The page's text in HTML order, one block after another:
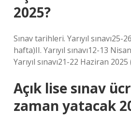
2025?
Sınav tarihleri. Yarıyıl sınavı25-
hafta)II. Yarıyıl sınavı12-13
Yarıyıl sınavı21-22 Haziran
Açık lise sınav
zaman yatacak